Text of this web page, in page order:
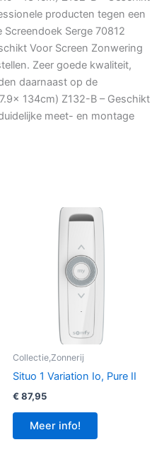
producten tegen een
Serge 70812
Voor Screen Zonwering
Zeer goede kwaliteit,
daarnaast op de
134cm) Z132-B – Geschikt
meet- en montage
Collectie,Zonnerij
Situo 1 Variation Io, Pure II
€ 87,95
Meer info!